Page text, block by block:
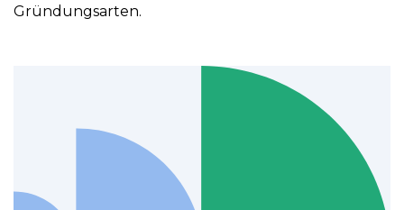
Gründungsarten.